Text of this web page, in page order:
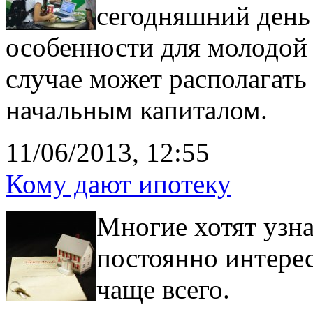
сегодняшний
особенности для
случае может
начальным капиталом.
11/06/2013, 12:55
Кому дают ипотеку
Многие хотят
постоянно
чаще всего.